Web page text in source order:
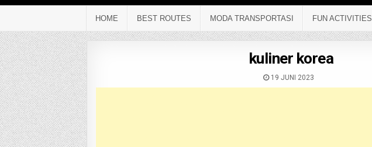
HOME BEST ROUTES MODA TRANSPORTASI FUN ACTIVITIES
kuliner korea
19 JUNI 2023